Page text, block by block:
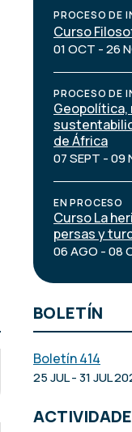
PROCESO DE
Curso
01 OCT - 26
PROCESO DE
Geopolítica,
de África
07 SEPT - 09
EN PROCESO
Curso La
persas y
06 AGO - 08
BOLETÍN
Boletín 414
25 JUL - 31 JUL